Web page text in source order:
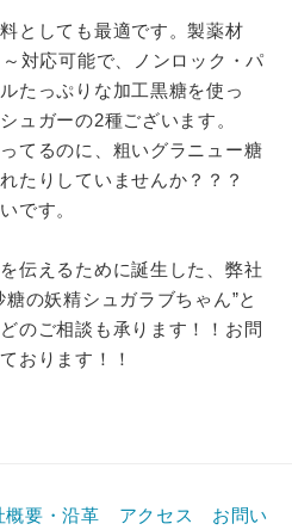
としても最適です。製薬材
対応可能で、ノンロック・パ
たっぷりな加工黒糖を使っ
ュガーの2種ございます。
てるのに、粗いグラニュー糖
たりしていませんか？？？
です。
伝えるために誕生した、弊社
の妖精シュガラブちゃん”と
のご相談も承ります！！お問
おります！！
概要・沿革 アクセス お問い